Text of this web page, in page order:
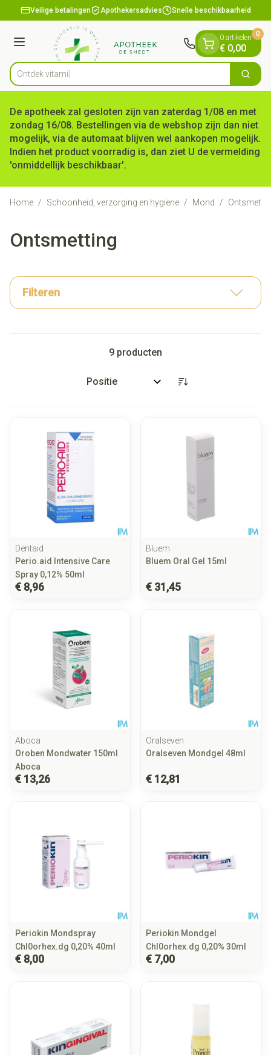
Ga naar de inhoud
1 van 1Veilige betalingen Apothekersadvies Snelle beschikbaarheid
Menu
Product, merk, categorie...
Ontdek Zoek
0 artikelen
€ 0,00
0
De apotheek zal gesloten zijn van zaterdag 1/08 en met
zondag 16/08. Bestellingen via de webshop zijn dan niet
mogelijk, via de automaat blijven wel aankopen mogelijk.
Indien het product voorradig is, dan ziet U de vermelding
'onmiddellijk beschikbaar'.
Home / Schoonheid, verzorging en hygiëne / Mond /
Ontsmetting
Filteren
9 producten
Sorteer op:
Dentaid
Perio.aid Intensive Care
Spray 0,12% 50ml
€ 8,96
Bluem
Bluem Oral Gel 15ml
€ 31,45
Aboca
Oroben Mondwater 150ml
Aboca
€ 13,26
Oralseven
Oralseven Mondgel 48ml
€ 12,81
Periokin Mondspray
Chl0orhex.dg 0,20% 40ml
€ 8,00
Periokin Mondgel
Chl0orhex.dg 0,20% 30ml
€ 7,00